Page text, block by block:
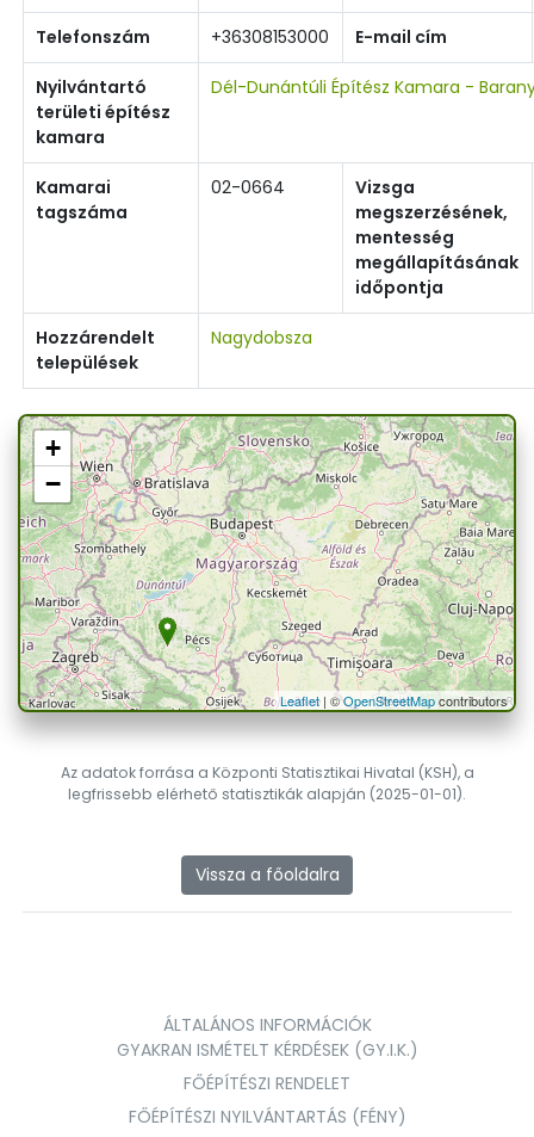
Telefonszám +36308153000 E-mail cím
Nyilvántartó
területi építész
kamara
Dél-Dunántúli Építész Kamara -
Kamarai
tagszáma
02-0664
Vizsga
megszerzésének,
mentesség
megállapításának
időpontja
Hozzárendelt
települések
Nagydobsza
+
−
Leaflet| ©OpenStreetMapcontributors
Az adatok forrása a Központi Statisztikai Hivatal (KSH), a
legfrissebb elérhető statisztikák alapján (2025-01-01).
Vissza a főoldalra
ÁLTALÁNOS INFORMÁCIÓK
GYAKRAN ISMÉTELT KÉRDÉSEK (GY.I.K.)
FŐÉPÍTÉSZI RENDELET
FŐÉPÍTÉSZI NYILVÁNTARTÁS (FÉNY)